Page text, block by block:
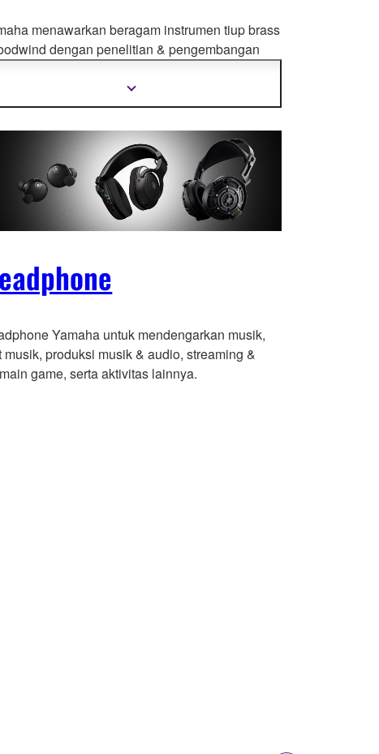
menawarkan beragam instrumen tiup brass
dengan penelitian & pengembangan
yang handal & berpengalaman..
Tampilkan
Yamaha untuk mendengarkan musik,
musik, produksi musik & audio, streaming &
game, serta aktivitas lainnya.